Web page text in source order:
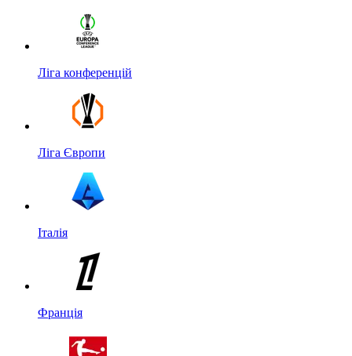
Ліга конференцій
Ліга Європи
Італія
Франція